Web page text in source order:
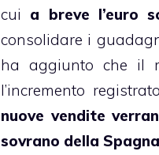
cui a breve l’euro
consolidare i
ha aggiunto che il
l’incremento
nuove vendite
sovrano della Spagna